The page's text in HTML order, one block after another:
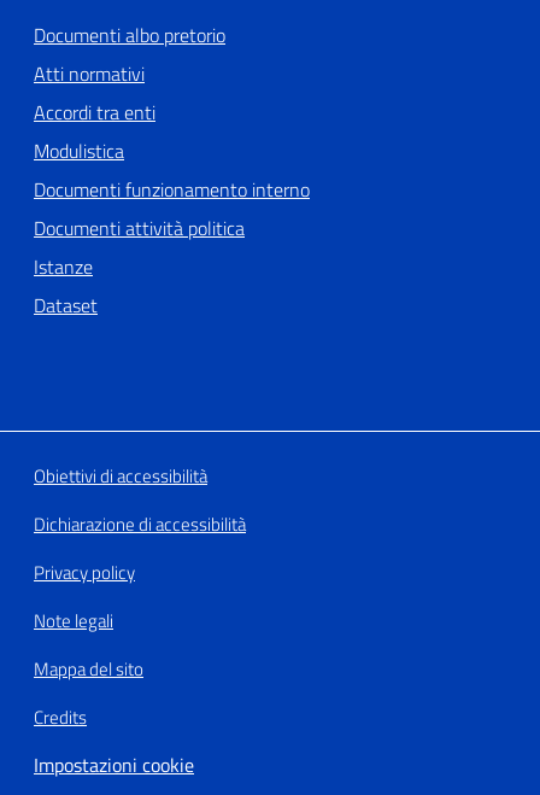
Documenti albo pretorio
Atti normativi
Accordi tra enti
Modulistica
Documenti funzionamento interno
Documenti attività politica
Istanze
Dataset
Obiettivi di accessibilità
Dichiarazione di accessibilità
Privacy policy
Note legali
Mappa del sito
Credits
Impostazioni cookie